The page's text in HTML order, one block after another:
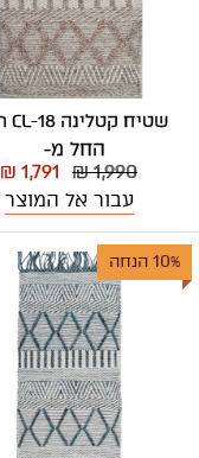
שטיח קטלינה CL-18 ראנר
החל מ-
₪ 1,990
₪ 1,791
עבור אל המוצר
10% הנחה